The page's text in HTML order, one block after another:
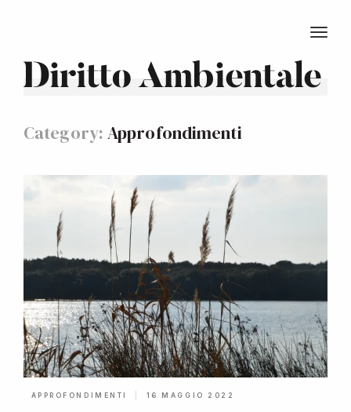
Diritto Ambientale
Category:Approfondimenti
APPROFONDIMENTI 16 MAGGIO 2022